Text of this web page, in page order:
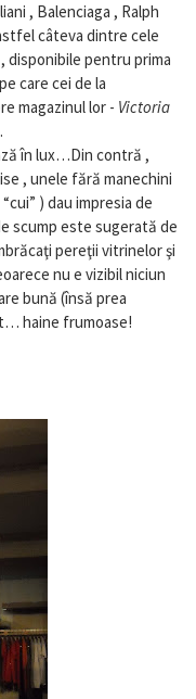
, Balenciaga , Ralph
câteva dintre cele
disponibile pentru prima
care cei de la
magazinul lor - Victoria
în lux…Din contră ,
, unele fără manechini
) dau impresia de
scump este sugerată de
pereţii vitrinelor şi
nu e vizibil niciun
bună (însă prea
haine frumoase!